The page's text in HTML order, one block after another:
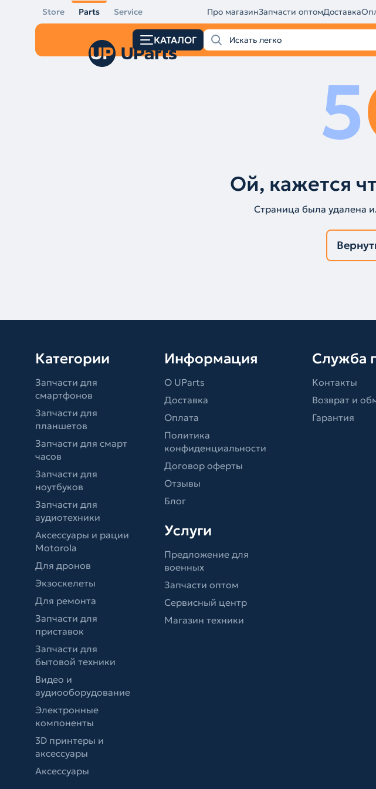
Store Parts Service Про магазинЗапчасти оптомДоставка
КАТАЛОГ
5
Ой, кажется
Страница была удалена
Категории
Запчасти для
смартфонов
Запчасти для
планшетов
Запчасти для смарт
часов
Запчасти для
ноутбуков
Запчасти для
аудиотехники
Аксессуары и рации
Motorola
Для дронов
Экзоскелеты
Для ремонта
Запчасти для
приставок
Запчасти для
бытовой техники
Видео и
аудиооборудование
Электронные
компоненты
3D принтеры и
аксессуары
Аксессуары
Информация
О UParts
Доставка
Оплата
Политика
конфиденциальности
Договор оферты
Отзывы
Блог
Услуги
Предложение для
военных
Запчасти оптом
Сервисный центр
Магазин техники
Служба
Контакты
Возврат и
Гарантия